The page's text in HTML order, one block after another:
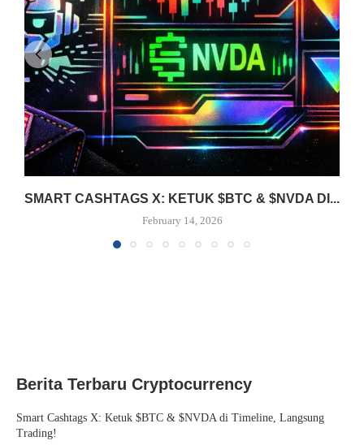
SMART CASHTAGS X: KETUK $BTC & $NVDA DI...
February 14, 2026
Berita Terbaru Cryptocurrency
Smart Cashtags X: Ketuk $BTC & $NVDA di Timeline, Langsung
Trading!